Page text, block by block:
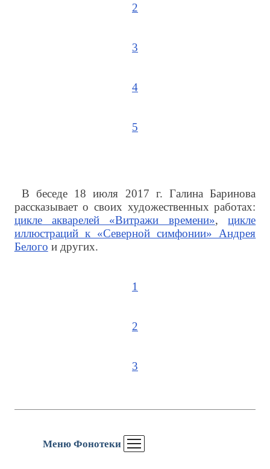
Меню Фонотеки
2
3
4
5
В беседе 18 июля 2017 г. Галина Баринова
рассказывает о своих художественных работах:
цикле акварелей «Витражи времени»,цикле
иллюстраций к «Северной симфонии» Андрея
Белого и других.
1
2
3